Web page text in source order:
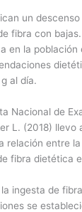
un
fibra con
en la población
al día.
Nacional de
L. (2018) llevo
relación entre
fibra dietética
ingesta de
se